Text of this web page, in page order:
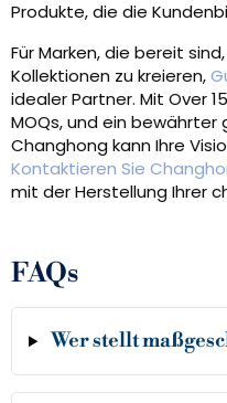
Produkte, die die
Für Marken, die bereit
Kollektionen zu kreieren,
idealer Partner. Mit Over
MOQs, und ein
Changhong kann Ihre
Kontaktieren Sie
mit der Herstellung Ihrer
FAQs
Wer stellt